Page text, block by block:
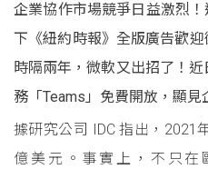
企業協作市場競爭日益激烈
下《紐約時報》全版廣告歡
時隔兩年，微軟又出招了！
務「Teams」免費開放，顯見
據研究公司 IDC 指出，2021
億美元。事實上，不只在